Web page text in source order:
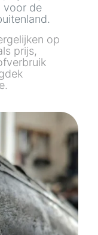
voor de
op
prijs,